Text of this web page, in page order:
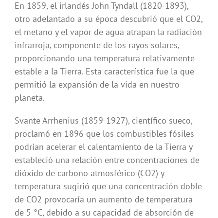
En 1859, el irlandés John Tyndall (1820-1893),
otro adelantado a su época descubrió que el CO2,
el metano y el vapor de agua atrapan la radiación
infrarroja, componente de los rayos solares,
proporcionando una temperatura relativamente
estable a la Tierra. Esta característica fue la que
permitió la expansión de la vida en nuestro
planeta.
Svante Arrhenius (1859-1927), científico sueco,
proclamó en 1896 que los combustibles fósiles
podrían acelerar el calentamiento de la Tierra y
estableció una relación entre concentraciones de
dióxido de carbono atmosférico (CO2) y
temperatura sugirió que una concentración doble
de CO2 provocaría un aumento de temperatura
de 5 °C, debido a su capacidad de absorción de